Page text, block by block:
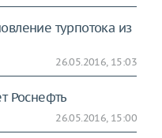
турпотока из
26.05.2016, 15:03
Роснефть
26.05.2016, 15:00